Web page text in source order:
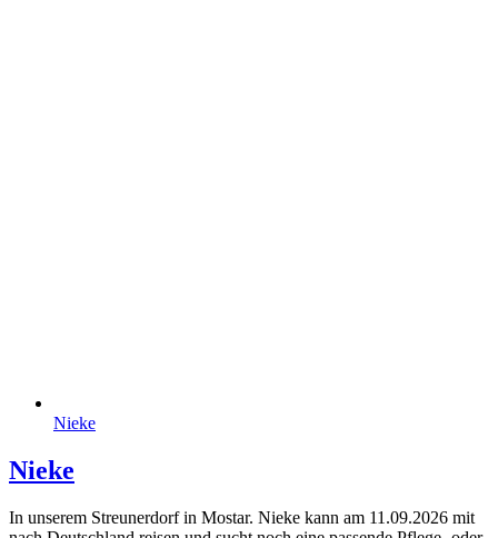
Nieke
Nieke
In unserem Streunerdorf in Mostar. Nieke kann am 11.09.2026 mit